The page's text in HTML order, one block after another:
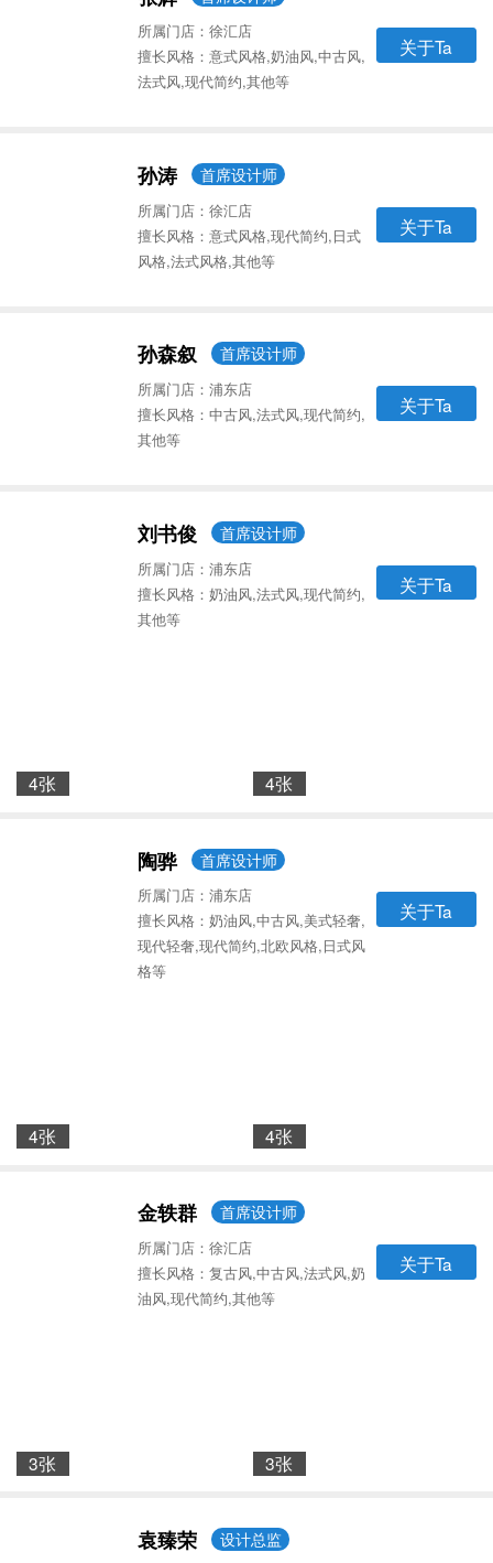
所属门店：徐汇店
擅长风格：意式风格,奶油风,中古风,
法式风,现代简约,其他等
关于Ta
孙涛 首席设计师
所属门店：徐汇店
擅长风格：意式风格,现代简约,日式
风格,法式风格,其他等
关于Ta
孙森叙 首席设计师
所属门店：浦东店
擅长风格：中古风,法式风,现代简约,
其他等
关于Ta
刘书俊 首席设计师
所属门店：浦东店
擅长风格：奶油风,法式风,现代简约,
其他等
关于Ta
4张 4张
陶骅 首席设计师
所属门店：浦东店
擅长风格：奶油风,中古风,美式轻奢,
现代轻奢,现代简约,北欧风格,日式风
格等
关于Ta
4张 4张
金轶群 首席设计师
所属门店：徐汇店
擅长风格：复古风,中古风,法式风,奶
油风,现代简约,其他等
关于Ta
3张 3张
袁臻荣 设计总监